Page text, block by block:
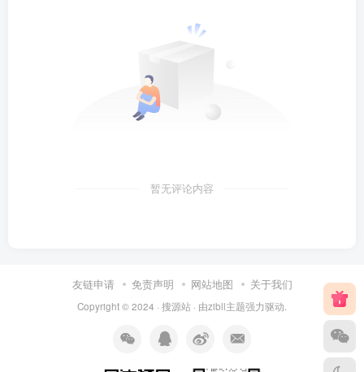
暂无评论内容
友链申请 免责声明 网站地图 关于我们
Copyright © 2024 · 搜源站 · 由zibll主题强力驱动.